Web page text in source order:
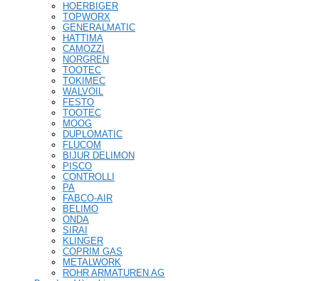
HOERBIGER
TOPWORX
GENERALMATIC
HATTIMA
CAMOZZI
NORGREN
TOOTEC
TOKIMEC
WALVOIL
FESTO
TOOTEC
MOOG
DUPLOMATIC
FLUCOM
BIJUR DELIMON
PISCO
CONTROLLI
PA
FABCO-AIR
BELIMO
ONDA
SIRAI
KLINGER
COPRIM GAS
METALWORK
ROHR ARMATUREN AG